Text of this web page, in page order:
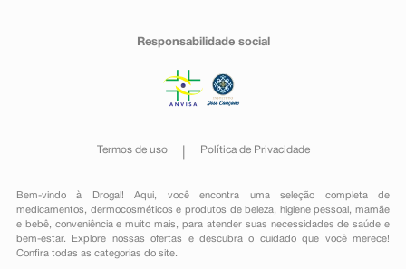
Responsabilidade social
Termos de uso Política de Privacidade
Bem-vindo à Drogal! Aqui, você encontra uma seleção completa de
medicamentos , dermocosméticos e produtos de beleza, higiene pessoal ,mamãe
e bebê, conveniênciae muito mais, para atender suas necessidades de saúde e
bem-estar. Explore nossas ofertas e descubra o cuidado que você merece!
Confira todas as categorias do site.